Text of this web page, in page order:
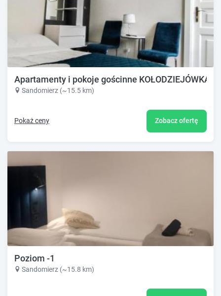
Apartamenty i pokoje gościnne KOŁODZIEJÓWKA
Sandomierz (~15.5 km)
Pokaż ceny Zobacz ofertę
Poziom -1
Sandomierz (~15.8 km)